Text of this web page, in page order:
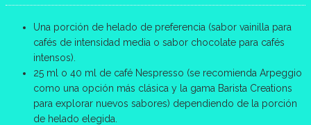
Una porción de helado de preferencia (sabor vainilla para
cafés de intensidad media o sabor chocolate para cafés
intensos).
25 ml o 40 ml de café Nespresso (se recomienda Arpeggio
como una opción más clásica y la gama Barista Creations
para explorar nuevos sabores) dependiendo de la porción
de helado elegida.